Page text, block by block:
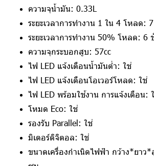
ความจุน้ำมัน: 0.33L
ระยะเวลาการทำงาน 1 ใน 4 โหลด:
ระยะเวลาการทำงาน 50% โหลด: 6
ความจุกระบอกสูบ: 57cc
ไฟ LED แจ้งเตือนน้ำมันต่ำ: ใช่
ไฟ LED แจ้งเตือนโอเวอร์โหลด: ใช่
ไฟ LED พร้อมใช้งาน การแจ้งเตือน:
โหมด Eco: ใช่
รองรับ Parallel: ใช่
มิเตอร์ดิจิตอล: ใช่
ขนาดเครื่องกำเนิดไฟฟ้า กว้าง*ยาว